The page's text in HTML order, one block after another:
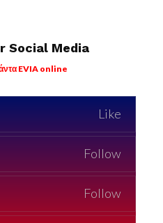
Social Media
EVIA online
Like
Follow
Follow